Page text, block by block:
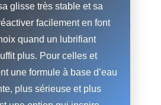
glisse très stable et sa
facilement en font
quand un lubrifiant
plus. Pour celles et
une formule à base d’eau
plus sérieuse et plus